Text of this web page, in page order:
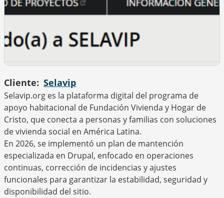
Cliente Selavip
Selavip.org es la plataforma digital del programa de
apoyo habitacional de Fundación Vivienda y Hogar de
Cristo, que conecta a personas y familias con soluciones
de vivienda social en América Latina.
En 2026, se implementó un plan de mantención
especializada en Drupal, enfocado en operaciones
continuas, corrección de incidencias y ajustes
funcionales para garantizar la estabilidad, seguridad y
disponibilidad del sitio.